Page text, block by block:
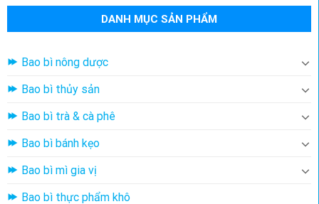
DANH MỤC SẢN PHẨM
Bao bì nông dược
Bao bì thủy sản
Bao bì trà & cà phê
Bao bì bánh kẹo
Bao bì mì gia vị
Bao bì thực phẩm khô